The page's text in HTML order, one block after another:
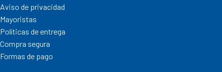
Aviso de privacidad
Mayoristas
Políticas de entrega
Compra segura
Formas de pago